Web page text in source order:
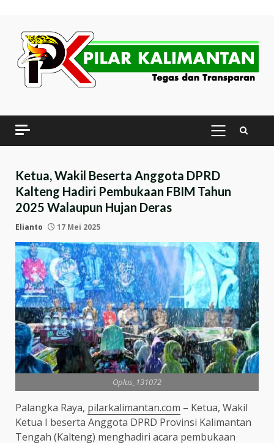
content
PRIMARY
MENU
Ketua, Wakil Beserta Anggota DPRD
Kalteng Hadiri Pembukaan FBIM Tahun
2025 Walaupun Hujan Deras
Elianto 17 Mei 2025
Oplus_131072
Palangka Raya, pilarkalimantan.com – Ketua, Wakil
Ketua I beserta Anggota DPRD Provinsi Kalimantan
Tengah (Kalteng) menghadiri acara pembukaan